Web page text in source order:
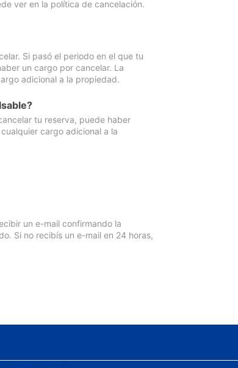
ver en la política de cancelación.
Si pasó el periodo en el que tu
un cargo por cancelar. La
adicional a la propiedad.
tu reserva, puede haber
cargo adicional a la
un e-mail confirmando la
Si no recibís un e-mail en 24 horas,